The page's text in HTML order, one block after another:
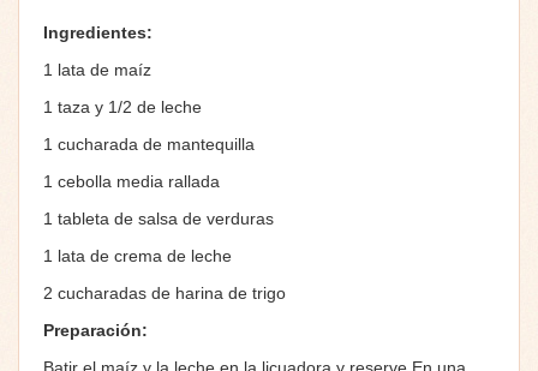
Ingredientes:
1 lata de maíz
1 taza y 1/2 de leche
1 cucharada de mantequilla
1 cebolla media rallada
1 tableta de salsa de verduras
1 lata de crema de leche
2 cucharadas de harina de trigo
Preparación: